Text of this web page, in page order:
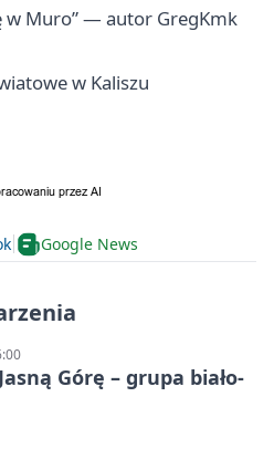
w Muro” — autor GregKmk
w Kaliszu
Google News
Górę – grupa biało-